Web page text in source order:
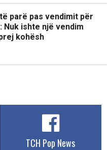
parë pas vendimit për
Nuk ishte një vendim
kohësh
TCH Pop News